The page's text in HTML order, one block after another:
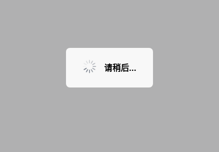
暂无课程，敬请期待
请稍后...